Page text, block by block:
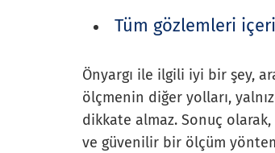
Tüm gözlemleri
Önyargı ile ilgili iyi bir şey,
ölçmenin diğer yolları,
dikkate almaz. Sonuç
ve güvenilir bir ölçüm